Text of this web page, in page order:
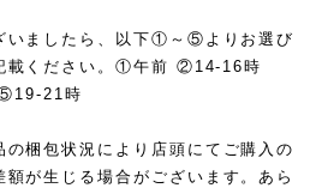
いましたら、以下①～⑤よりお選び
載ください。①午前 ②14-16時
21時
の梱包状況により店頭にてご購入の
が生じる場合がございます。あら